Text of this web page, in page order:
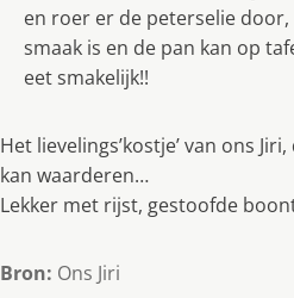
en roer er de peterselie
smaak is en de pan kan op
eet smakelijk!!
Het lievelings’kostje’ van ons
kan waarderen…
Lekker met rijst, gestoofde
Bron: Ons Jiri